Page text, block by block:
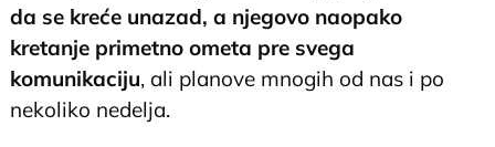
da se kreće unazad, a njegovo naopako
kretanje primetno ometa pre svega
komunikaciju, ali planove mnogih od nas i po
nekoliko nedelja.